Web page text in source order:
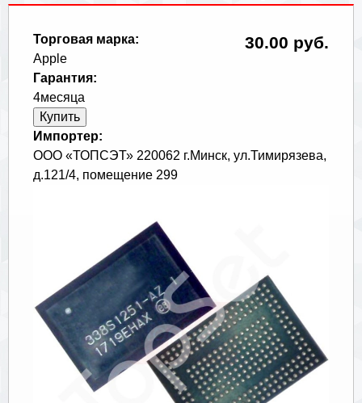
30.00 руб.
Торговая марка:
Apple
Гарантия:
4месяца
Импортер:
ООО «ТОПСЭТ» 220062 г.Минск, ул.Тимирязева,
д.121/4, помещение 299